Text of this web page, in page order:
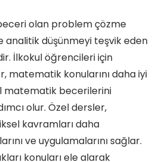
olan problem çözme
analitik düşünmeyi teşvik eden
İlkokul öğrencileri için
matematik konularını daha iyi
matematik becerilerini
olur. Özel dersler,
kavramları daha
ve uygulamalarını sağlar.
konuları ele alarak